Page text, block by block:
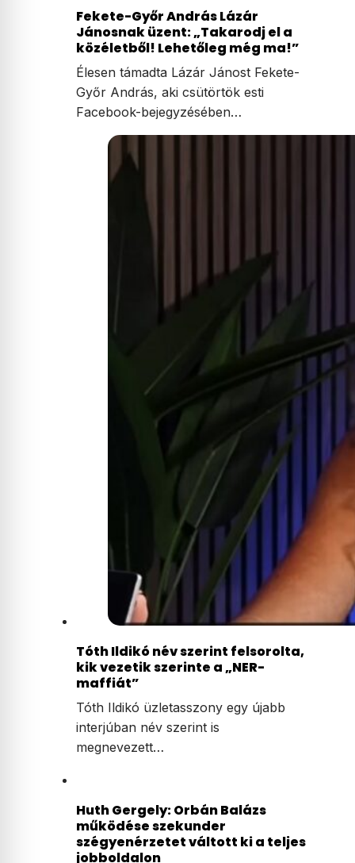
Fekete-Győr András Lázár
Jánosnak üzent: „Takarodj el a
közéletből! Lehetőleg még ma!”
Élesen támadta Lázár Jánost Fekete-
Győr András, aki csütörtök esti
Facebook-bejegyzésében…
Tóth Ildikó név szerint felsorolta,
kik vezetik szerinte a „NER-
maffiát”
Tóth Ildikó üzletasszony egy újabb
interjúban név szerint is
megnevezett…
Huth Gergely: Orbán Balázs
működése szekunder
szégyenérzetet váltott ki a teljes
jobboldalon